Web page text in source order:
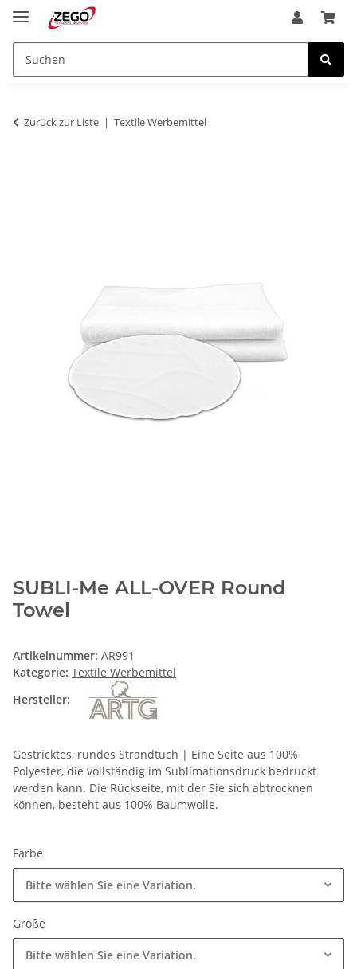
Zurück zur Liste Textile Werbemittel
SUBLI-Me ALL-OVER Round
Towel
Artikelnummer: AR991
Kategorie: Textile Werbemittel
Hersteller:
Gestricktes, rundes Strandtuch | Eine Seite aus 100%
Polyester, die vollständig im Sublimationsdruck bedruckt
werden kann. Die Rückseite, mit der Sie sich abtrocknen
können, besteht aus 100% Baumwolle.
Farbe
Bitte wählen Sie eine Variation.
Größe
Bitte wählen Sie eine Variation.